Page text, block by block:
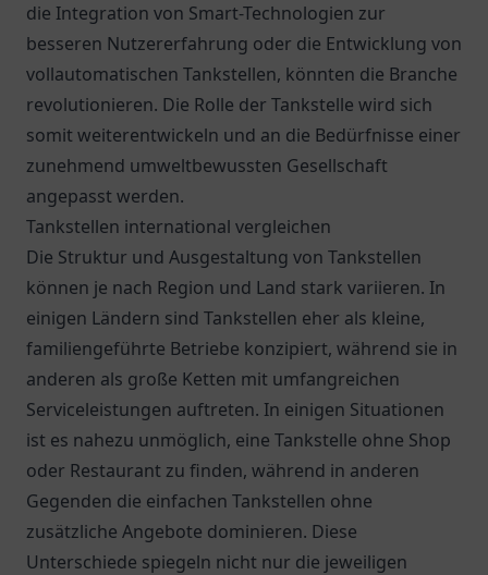
die Integration von Smart-Technologien zur
besseren Nutzererfahrung oder die Entwicklung von
vollautomatischen Tankstellen, könnten die Branche
revolutionieren. Die Rolle der Tankstelle wird sich
somit weiterentwickeln und an die Bedürfnisse einer
zunehmend umweltbewussten Gesellschaft
angepasst werden.
Tankstellen international vergleichen
Die Struktur und Ausgestaltung von Tankstellen
können je nach Region und Land stark variieren. In
einigen Ländern sind Tankstellen eher als kleine,
familiengeführte Betriebe konzipiert, während sie in
anderen als große Ketten mit umfangreichen
Serviceleistungen auftreten. In einigen Situationen
ist es nahezu unmöglich, eine Tankstelle ohne Shop
oder Restaurant zu finden, während in anderen
Gegenden die einfachen Tankstellen ohne
zusätzliche Angebote dominieren. Diese
Unterschiede spiegeln nicht nur die jeweiligen